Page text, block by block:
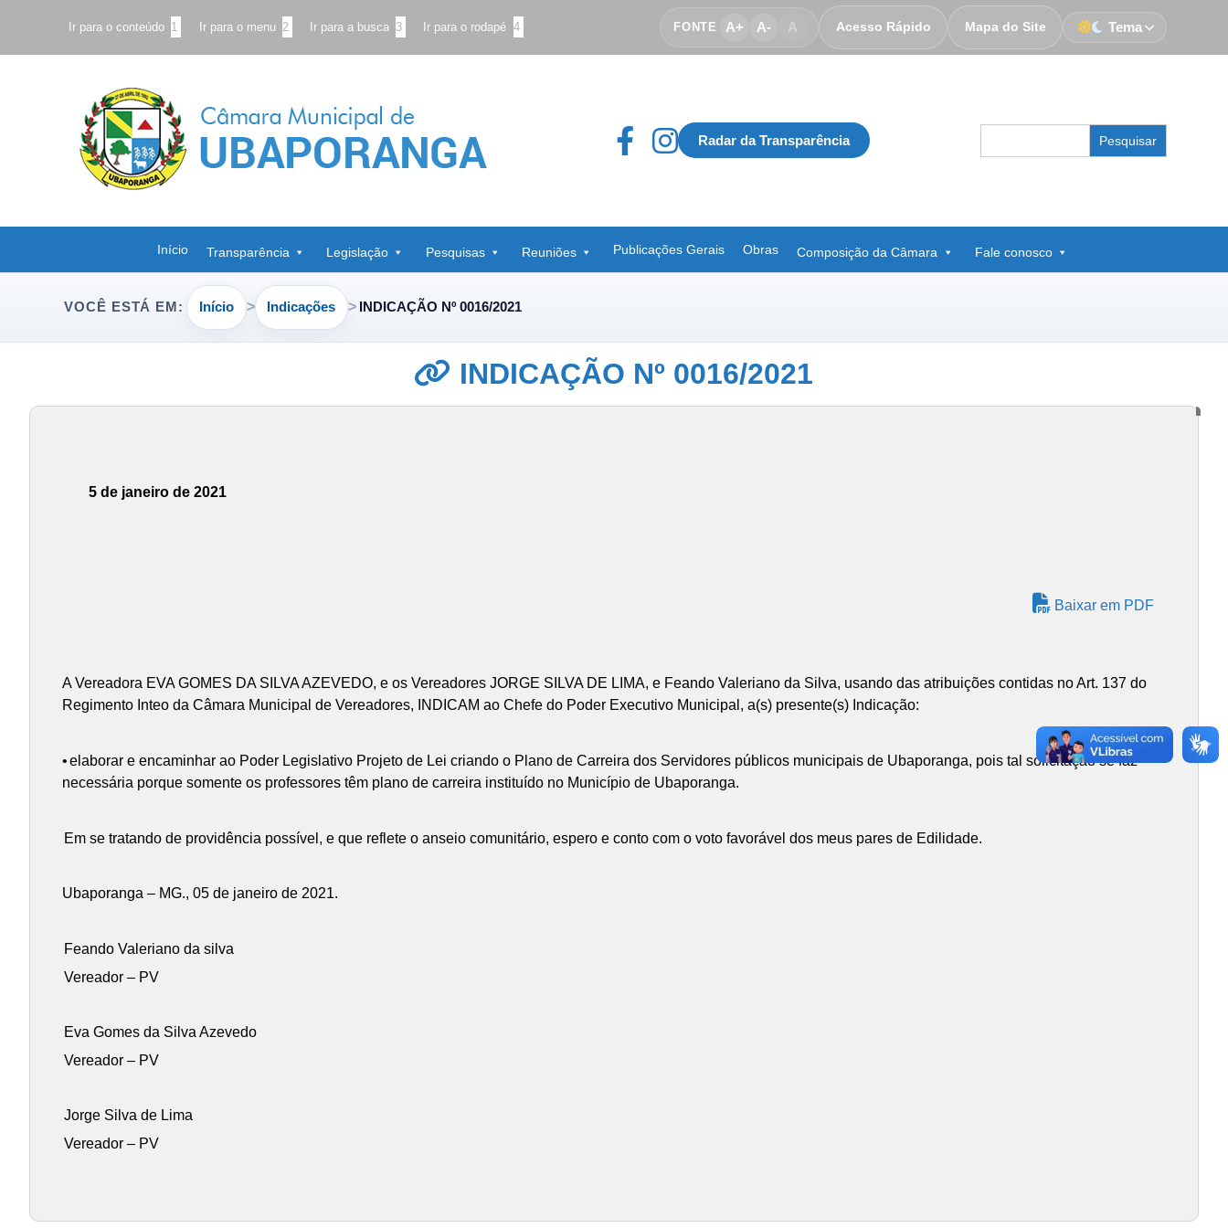
Ir para o conteúdo 1 Ir para o menu 2 Ir para a busca 3 Ir para o rodapé 4 FONTE A+ A- A Acesso Rápido Mapa do Site Tema
Radar da Transparência
for:
Início Transparência Legislação Pesquisas Reuniões Publicações Gerais Obras Composição da Câmara Fale conosco
VOCÊ ESTÁ EM: Início Indicações INDICAÇÃO Nº 0016/2021
INDICAÇÃO Nº 0016/2021
5 de janeiro de 2021
Baixar em PDF
A Vereadora EVA GOMES DA SILVA AZEVEDO, e os Vereadores JORGE SILVA DE LIMA, e Feando Valeriano da Silva, usando das atribuições contidas no Art. 137 do
Regimento Inteo da Câmara Municipal de Vereadores, INDICAM ao Chefe do Poder Executivo Municipal, a(s) presente(s) Indicação:
•elaborar e encaminhar ao Poder Legislativo Projeto de Lei criando o Plano de Carreira dos Servidores públicos municipais de Ubaporanga, pois tal solicitação se faz
necessária porque somente os professores têm plano de carreira instituído no Município de Ubaporanga.
Em se tratando de providência possível, e que reflete o anseio comunitário, espero e conto com o voto favorável dos meus pares de Edilidade.
Ubaporanga – MG., 05 de janeiro de 2021.
Feando Valeriano da silva
Vereador – PV
Eva Gomes da Silva Azevedo
Vereador – PV
Jorge Silva de Lima
Vereador – PV